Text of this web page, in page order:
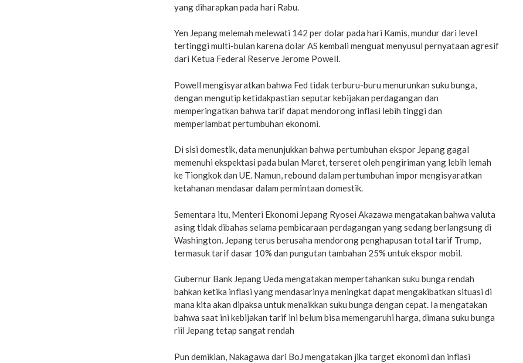
yang diharapkan pada hari Rabu.
Yen Jepang melemah melewati 142 per dolar pada hari Kamis, mundur dari level
tertinggi multi-bulan karena dolar AS kembali menguat menyusul pernyataan agresif
dari Ketua Federal Reserve Jerome Powell.
Powell mengisyaratkan bahwa Fed tidak terburu-buru menurunkan suku bunga,
dengan mengutip ketidakpastian seputar kebijakan perdagangan dan
memperingatkan bahwa tarif dapat mendorong inflasi lebih tinggi dan
memperlambat pertumbuhan ekonomi.
Di sisi domestik, data menunjukkan bahwa pertumbuhan ekspor Jepang gagal
memenuhi ekspektasi pada bulan Maret, terseret oleh pengiriman yang lebih lemah
ke Tiongkok dan UE. Namun, rebound dalam pertumbuhan impor mengisyaratkan
ketahanan mendasar dalam permintaan domestik.
Sementara itu, Menteri Ekonomi Jepang Ryosei Akazawa mengatakan bahwa valuta
asing tidak dibahas selama pembicaraan perdagangan yang sedang berlangsung di
Washington. Jepang terus berusaha mendorong penghapusan total tarif Trump,
termasuk tarif dasar 10% dan pungutan tambahan 25% untuk ekspor mobil.
Gubernur Bank Jepang Ueda mengatakan mempertahankan suku bunga rendah
bahkan ketika inflasi yang mendasarinya meningkat dapat mengakibatkan situasi di
mana kita akan dipaksa untuk menaikkan suku bunga dengan cepat. Ia mengatakan
bahwa saat ini kebijakan tarif ini belum bisa memengaruhi harga, dimana suku bunga
riil Jepang tetap sangat rendah
Pun demikian, Nakagawa dari BoJ mengatakan jika target ekonomi dan inflasi